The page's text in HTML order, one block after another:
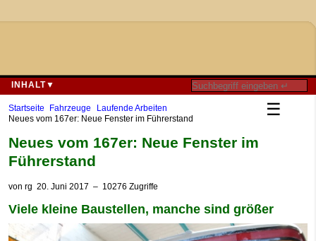
INHALT▼
☰
Startseite Fahrzeuge
Laufende Arbeiten
Neues vom 167er: Neue Fenster im Führerstand
Neues vom 167er: Neue Fenster im
Führerstand
von rg 20. Juni 2017 – 10276 Zugriffe
Viele kleine Baustellen, manche sind größer